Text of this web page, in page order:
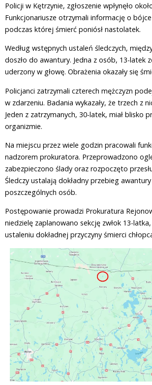
Policji w Kętrzynie, zgłoszenie wpłynęło
Funkcjonariusze otrzymali informację o
podczas której śmierć poniósł nastolatek.
Według wstępnych ustaleń śledczych,
doszło do awantury. Jedna z osób, 13-latek
uderzony w głowę. Obrażenia okazały się
Policjanci zatrzymali czterech mężczyzn
w zdarzeniu. Badania wykazały, że trzech z
Jeden z zatrzymanych, 30-latek, miał blisko
organizmie.
Na miejscu przez wiele godzin pracowali
nadzorem prokuratora. Przeprowadzono
zabezpieczono ślady oraz rozpoczęto
Śledczy ustalają dokładny przebieg
poszczególnych osób.
Postępowanie prowadzi Prokuratura
niedzielę zaplanowano sekcję zwłok 13-
ustaleniu dokładnej przyczyny śmierci